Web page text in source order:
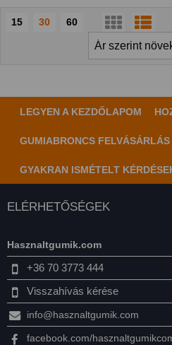
15 30
60
LEGYEN A KEZDŐLAPOM
GUMIABRONCS FELVÁSÁRLÁS
GYAKRAN ISMÉTELT
ELÉRHETŐSÉGEK
Hasznaltgumik.com
+36 70 3773 444
Visszahívás kérése
info@hasznaltgumik.com
facebook.com/